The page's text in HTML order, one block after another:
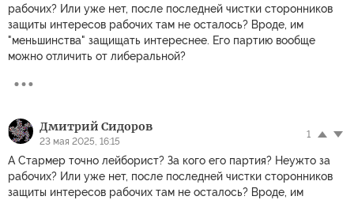
рабочих? Или уже нет, после последней чистки сторонников
защиты интересов рабочих там не осталось? Вроде, им
"меньшинства" защищать интереснее. Его партию вообще
можно отличить от либеральной?
Дмитрий Сидоров
23 мая 2025, 16:15
1
А Стармер точно лейборист? За кого его партия? Неужто за
рабочих? Или уже нет, после последней чистки сторонников
защиты интересов рабочих там не осталось? Вроде, им